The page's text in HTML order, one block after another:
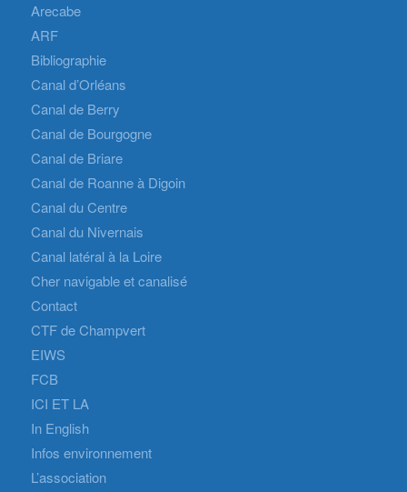
Arecabe
ARF
Bibliographie
Canal d’Orléans
Canal de Berry
Canal de Bourgogne
Canal de Briare
Canal de Roanne à Digoin
Canal du Centre
Canal du Nivernais
Canal latéral à la Loire
Cher navigable et canalisé
Contact
CTF de Champvert
EIWS
FCB
ICI ET LA
In English
Infos environnement
L’association